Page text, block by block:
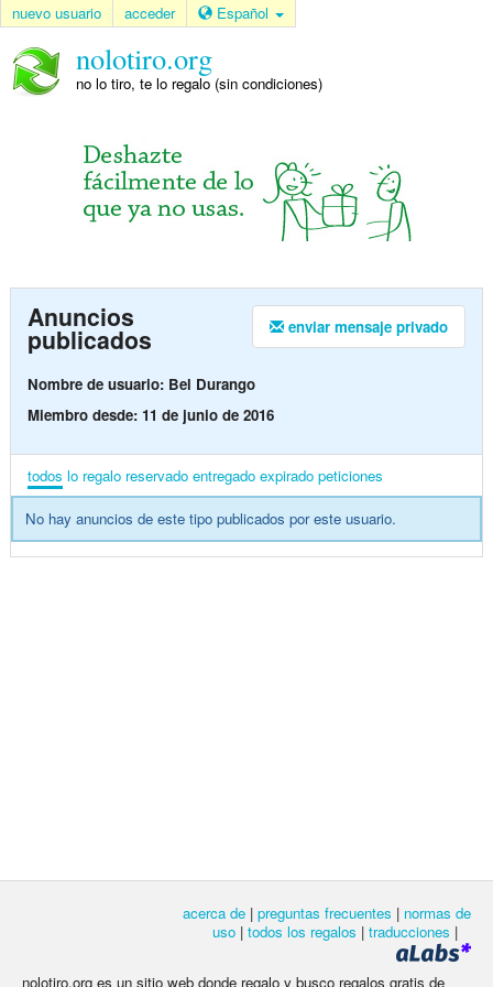
nuevo usuario acceder Español
nolotiro.org
no lo tiro, te lo regalo (sin condiciones)
enviar mensaje privado
Anuncios
publicados
Nombre de usuario: Bel Durango
Miembro desde: 11 de junio de 2016
todos lo regalo reservado entregado expirado peticiones
No hay anuncios de este tipo publicados por este usuario.
acerca de | preguntas frecuentes | normas de
uso | todos los regalos | traducciones |
nolotiro.org es un sitio web donde regalo y busco regalos gratis de